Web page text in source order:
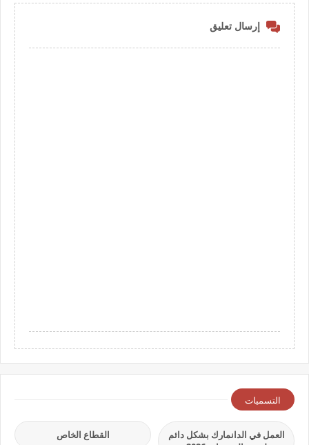
إرسال تعليق
التسميات
العمل في الدانمارك بشكل دائم
القطاع الخاص